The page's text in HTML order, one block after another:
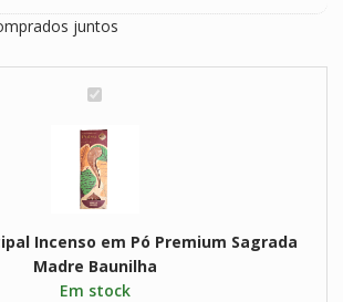
juntos
I
c
e
n
o
e
m
Incenso em Pó Premium Sagrada
Madre Baunilha
Em stock